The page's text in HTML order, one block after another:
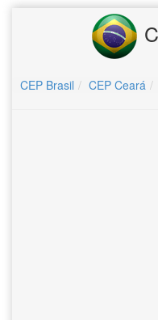
CEP Brasil CEP Ceará